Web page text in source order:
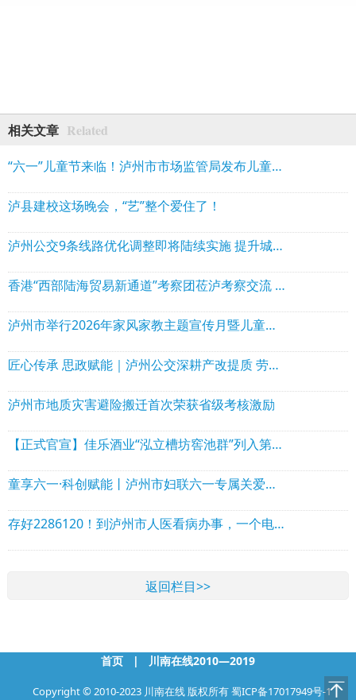
相关文章 Related
“六一”儿童节来临！泸州市市场监管局发布儿童玩具安全选购消费提示
泸县建校这场晚会，“艺”整个爱住了！
泸州公交9条线路优化调整即将陆续实施 提升城西、长湿、城北等片区出行效率
香港“西部陆海贸易新通道”考察团莅泸考察交流 深化泸港经贸合作
泸州市举行2026年家风家教主题宣传月暨儿童友好城市建设主题活动
匠心传承 思政赋能｜泸州公交深耕产改提质 劳模领航擦亮文明出行底色
泸州市地质灾害避险搬迁首次荣获省级考核激励
【正式官宣】佳乐酒业“泓立槽坊窖池群”列入第十批省级文物保护单位
童享六一·科创赋能丨泸州市妇联六一专属关爱活动，邀您参与！
存好2286120！到泸州市人医看病办事，一个电话全搞定！
返回栏目>>
首页 | 川南在线2010—2019
Copyright © 2010-2023 川南在线 版权所有蜀ICP备17017949号-1